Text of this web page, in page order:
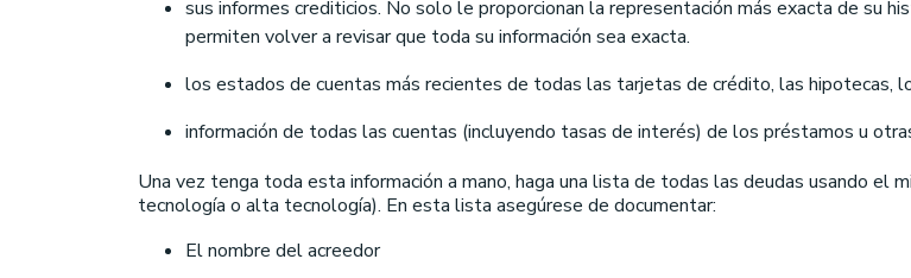
sus informes crediticios. No solo le proporcionan la representación más exacta de su
permiten volver a revisar que toda su información sea exacta.
los estados de cuentas más recientes de todas las tarjetas de crédito, las hipotecas,
información de todas las cuentas (incluyendo tasas de interés) de los préstamos u
Una vez tenga toda esta información a mano, haga una lista de todas las deudas usando el
tecnología o alta tecnología). En esta lista asegúrese de documentar:
El nombre del acreedor